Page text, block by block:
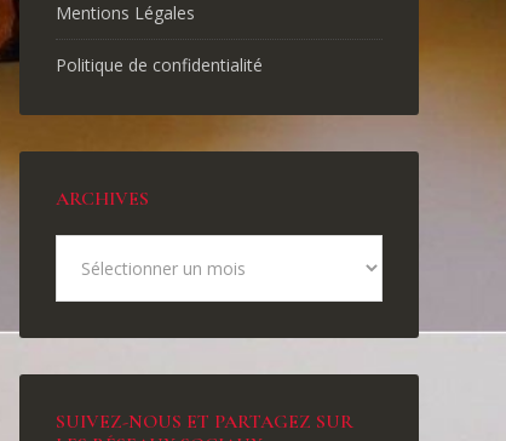
Mentions Légales
Politique de confidentialité
ARCHIVES
SUIVEZ-NOUS ET PARTAGEZ SUR